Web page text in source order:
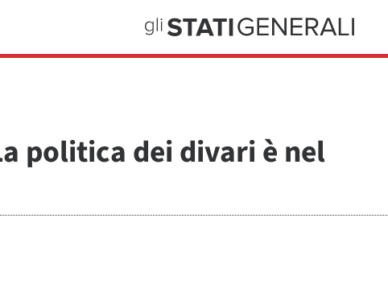
politica dei divari è nel